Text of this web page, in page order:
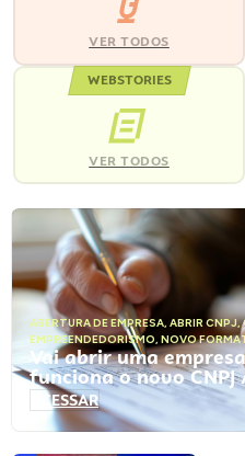
VER TODOS
WEBSTORIES
VER TODOS
ABERTURA DE EMPRESA, ABRIR CNPJ,
EMPREENDEDORISMO, NOVO
Vai abrir uma
funciona o novo
ACESSAR